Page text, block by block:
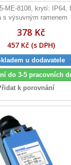
ME-8108, krytí: IP64,
s výsuvným ramenem
378 Kč
457 Kč (s DPH)
u dodavatele
do 3-5 pracovních
k porovnání